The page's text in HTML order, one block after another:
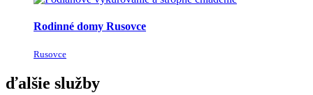
Rodinné domy Rusovce
Rusovce
ďalšie služby